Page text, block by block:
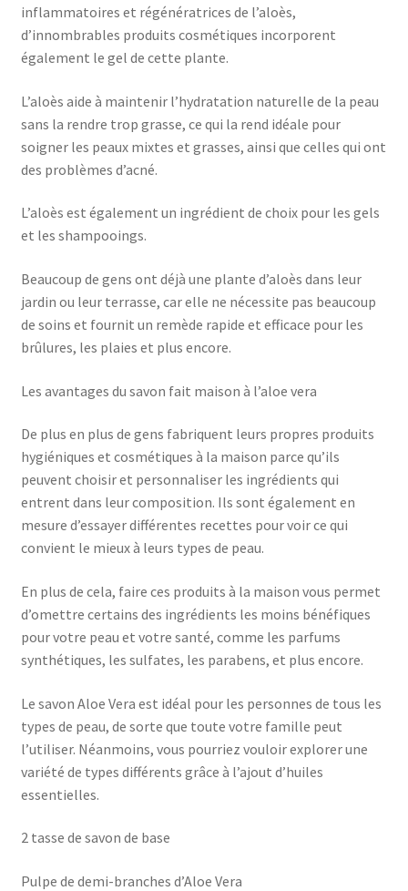
inflammatoires et régénératrices de l’aloès,
d’innombrables produits cosmétiques incorporent
également le gel de cette plante.
L’aloès aide à maintenir l’hydratation naturelle de la peau
sans la rendre trop grasse, ce qui la rend idéale pour
soigner les peaux mixtes et grasses, ainsi que celles qui ont
des problèmes d’acné.
L’aloès est également un ingrédient de choix pour les gels
et les shampooings.
Beaucoup de gens ont déjà une plante d’aloès dans leur
jardin ou leur terrasse, car elle ne nécessite pas beaucoup
de soins et fournit un remède rapide et efficace pour les
brûlures, les plaies et plus encore.
Les avantages du savon fait maison à l’aloe vera
De plus en plus de gens fabriquent leurs propres produits
hygiéniques et cosmétiques à la maison parce qu’ils
peuvent choisir et personnaliser les ingrédients qui
entrent dans leur composition. Ils sont également en
mesure d’essayer différentes recettes pour voir ce qui
convient le mieux à leurs types de peau.
En plus de cela, faire ces produits à la maison vous permet
d’omettre certains des ingrédients les moins bénéfiques
pour votre peau et votre santé, comme les parfums
synthétiques, les sulfates, les parabens, et plus encore.
Le savon Aloe Vera est idéal pour les personnes de tous les
types de peau, de sorte que toute votre famille peut
l’utiliser. Néanmoins, vous pourriez vouloir explorer une
variété de types différents grâce à l’ajout d’huiles
essentielles.
2 tasse de savon de base
Pulpe de demi-branches d’Aloe Vera